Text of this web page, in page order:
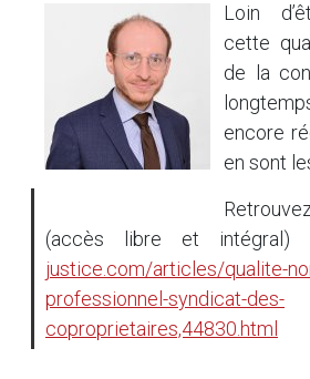
Loin
cette
de la
encore
en sont
(accès libre et
justice.com/articles/qualite-
professionnel-syndicat-des-
coproprietaires,44830.html